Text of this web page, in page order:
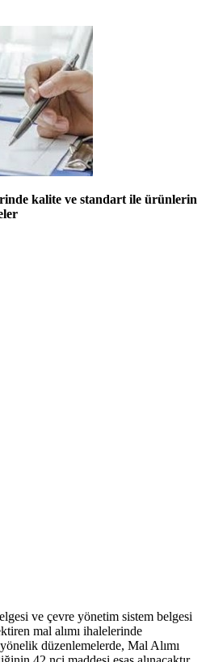
kalite ve standart ile ürünlerin
ve çevre yönetim sistem belgesi
mal alımı ihalelerinde
düzenlemelerde, Mal Alımı